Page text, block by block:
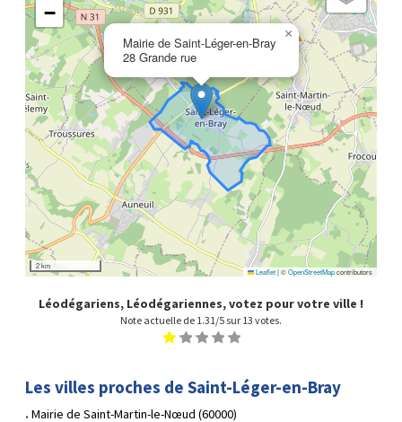
Mairie de Saint-Léger-en-Bray
28 Grande rue
×
−
2 km
Leaflet|©OpenStreetMapcontributors
Léodégariens, Léodégariennes, votez pour votre ville !
Note actuelle de 1.31 /5 sur 13 votes.
1 2 3 4 5
Les villes proches de Saint-Léger-en-Bray
Mairie de Saint-Martin-le-Nœud (60000)